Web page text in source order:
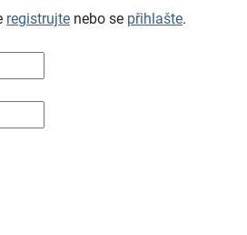
registrujte nebo se přihlašte.